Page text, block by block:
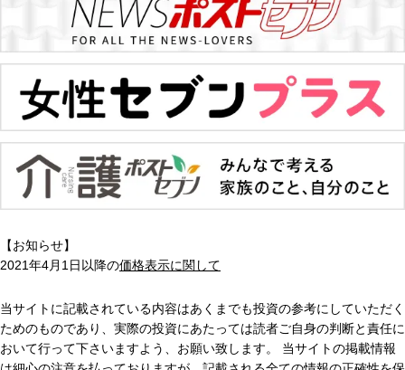
【お知らせ】
2021年4月1日以降の価格表示に関して
当サイトに記載されている内容はあくまでも投資の参考にしていただく
ためのものであり、実際の投資にあたっては読者ご自身の判断と責任に
おいて行って下さいますよう、お願い致します。 当サイトの掲載情報